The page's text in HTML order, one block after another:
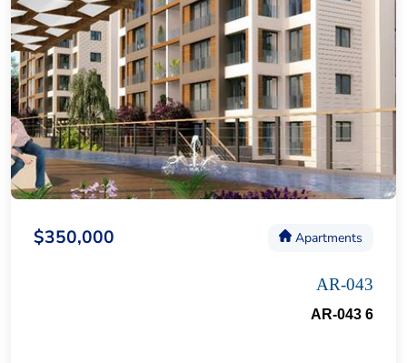
Apartments
$350,000
AR-043
AR-043 6